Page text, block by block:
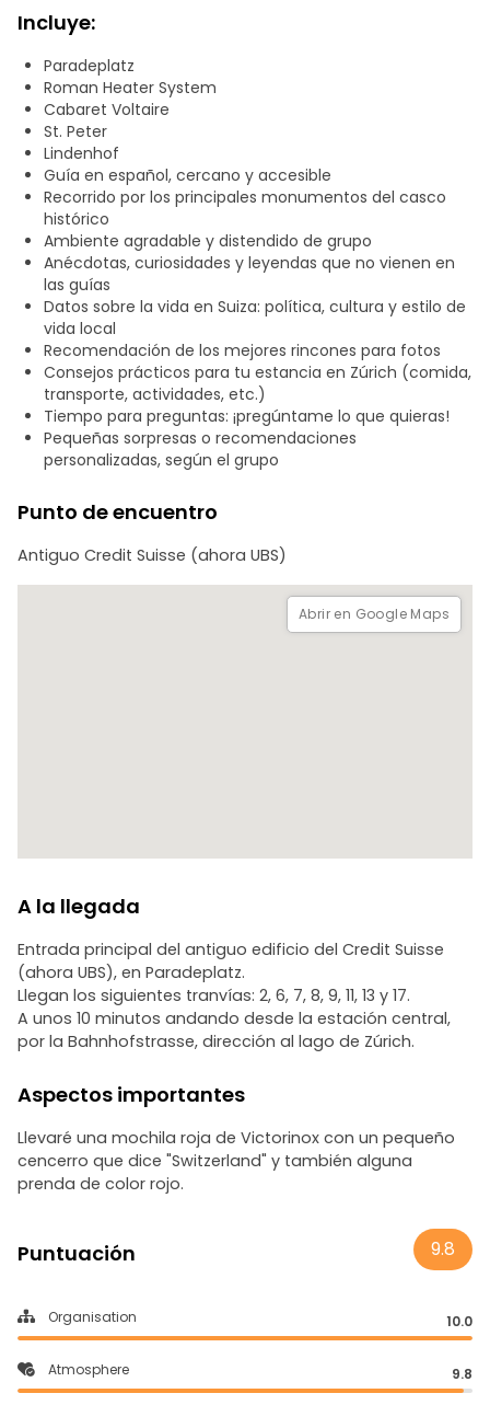
histórico: la Fraumünster y sus abadesas, la Grossmünster
y la Reforma, el Cabaret Voltaire y el dadaísmo, la Iglesia
de San Pedro y su gran reloj, hasta llegar a Lindenhof,
origen romano de Zúrich.
Descubriremos rincones encantadores, disfrutaremos de
vistas impresionantes y conoceremos leyendas
fascinantes que dan vida a los monumentos. También os
hablaré sobre las curiosidades de la vida política en Suiza y
compartiré recomendaciones para vuestra estancia aquí.
¿Listos para empezar? ¡Vamos a disfrutar juntos de Zúrich!
Incluye:
Paradeplatz
Roman Heater System
Cabaret Voltaire
St. Peter
Lindenhof
Guía en español, cercano y accesible
Recorrido por los principales monumentos del casco
histórico
Ambiente agradable y distendido de grupo
Anécdotas, curiosidades y leyendas que no vienen en
las guías
Datos sobre la vida en Suiza: política, cultura y estilo de
vida local
Recomendación de los mejores rincones para fotos
Consejos prácticos para tu estancia en Zúrich (comida,
transporte, actividades, etc.)
Tiempo para preguntas: ¡pregúntame lo que quieras!
Pequeñas sorpresas o recomendaciones
personalizadas, según el grupo
Punto de encuentro
Antiguo Credit Suisse (ahora UBS)
Abrir en Google Maps
A la llegada
Entrada principal del antiguo edificio del Credit Suisse
(ahora UBS), en Paradeplatz.
Llegan los siguientes tranvías: 2, 6, 7, 8, 9, 11, 13 y 17.
A unos 10 minutos andando desde la estación central,
por la Bahnhofstrasse, dirección al lago de Zúrich.
Aspectos importantes
Llevaré una mochila roja de Victorinox con un pequeño
cencerro que dice "Switzerland" y también alguna
prenda de color rojo.
Puntuación 9.8
Organisation 10.0
Atmosphere 9.8